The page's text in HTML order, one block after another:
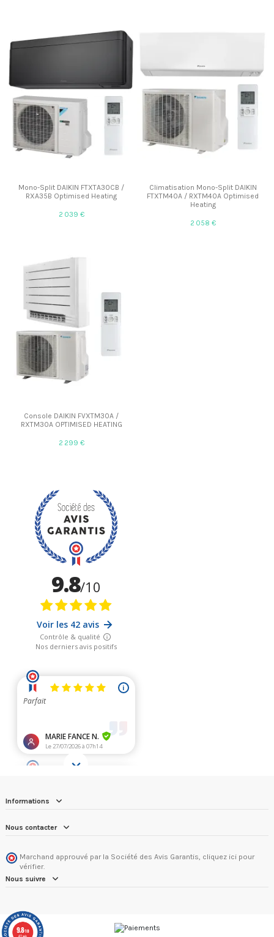
Mono-Split DAIKIN FTXTA30CB /
RXA35B Optimised Heating
2 039 €
Climatisation Mono-Split DAIKIN
FTXTM40A / RXTM40A Optimised
Heating
2 058 €
Console DAIKIN FVXTM30A /
RXTM30A OPTIMISED HEATING
2 299 €
Informations
Nous contacter
Marchand approuvé par la Société des Avis Garantis, cliquez ici pour
vérifier.
Nous suivre
9.8/10